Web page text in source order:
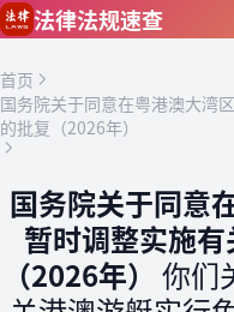
跳到主要内容
法律法规速查
首页
国务院关于同意在粤港澳大湾
的批复（2026年）
国务院关于同意
暂时调整实施
（2026年） 你们